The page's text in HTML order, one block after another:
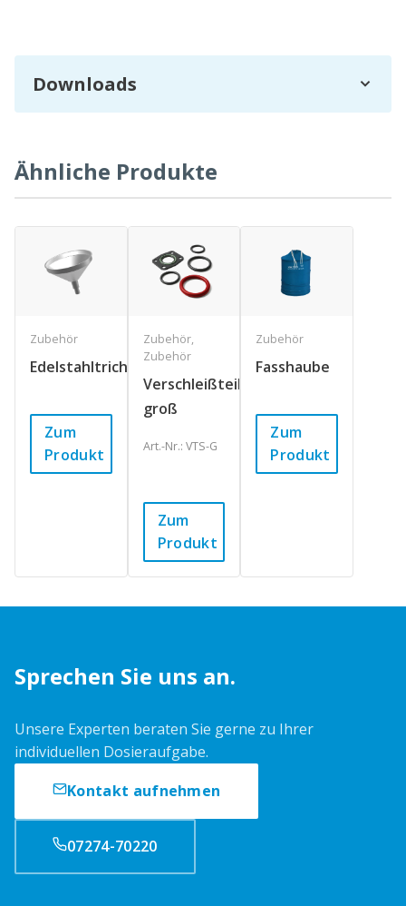
Downloads
Ähnliche Produkte
Zubehör
Edelstahltrichter
Zum
Produkt
Zubehör,
Zubehör
Verschleißteilsatz,
groß
Art.-Nr.: VTS-G
Zum
Produkt
Zubehör
Fasshaube
Zum
Produkt
Sprechen Sie uns an.
Unsere Experten beraten Sie gerne zu Ihrer
individuellen Dosieraufgabe.
Kontakt aufnehmen
07274-70220